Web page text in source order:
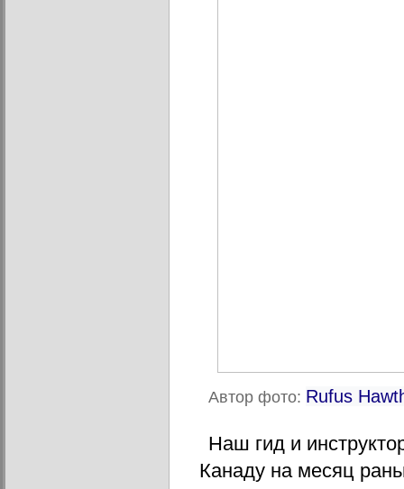
Автор фото: Rufus
Наш гид и
Канаду на месяц